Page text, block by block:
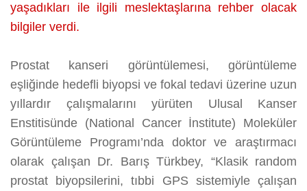
yaşadıkları ile ilgili meslektaşlarına rehber olacak
bilgiler verdi.
Prostat kanseri görüntülemesi, görüntüleme
eşliğinde hedefli biyopsi ve fokal tedavi üzerine uzun
yıllardır çalışmalarını yürüten Ulusal Kanser
Enstitisünde (National Cancer İnstitute) Moleküler
Görüntüleme Programı’nda doktor ve araştırmacı
olarak çalışan Dr. Barış Türkbey, “Klasik random
prostat biyopsilerini, tıbbi GPS sistemiyle çalışan